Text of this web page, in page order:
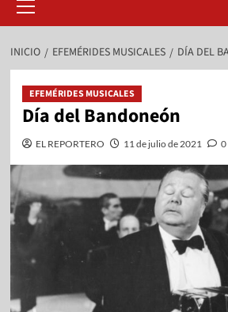
INICIO EFEMÉRIDES MUSICALES DÍA DEL
EFEMÉRIDES MUSICALES
Día del Bandoneón
EL REPORTERO 11 de julio de 2021 0